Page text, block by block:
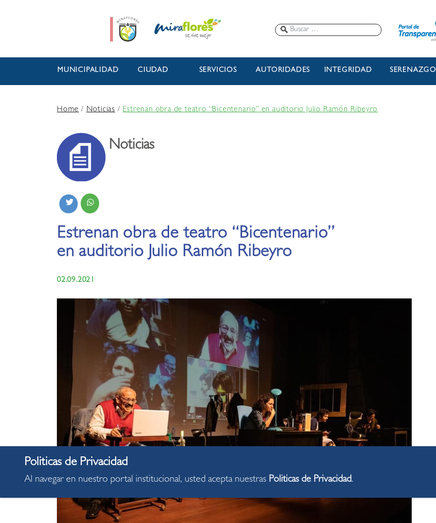
MUNICIPALIDAD CIUDAD SERVICIOS AUTORIDADES INTEGRIDAD SERENAZGO
Home/Noticias /Estrenan obra de teatro “Bicentenario” en auditorio Julio Ramón Ribeyro
Noticias
Estrenan obra de teatro “Bicentenario”
en auditorio Julio Ramón Ribeyro
02.09.2021
Al navegar en nuestro portal institucional, usted acepta nuestras Politicas de Privacidad.